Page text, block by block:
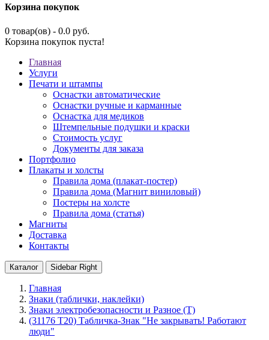
Корзина покупок
0 товар(ов) - 0.0 руб.
Корзина покупок пуста!
Главная
Услуги
Печати и штампы
Оснастки автоматические
Оснастки ручные и карманные
Оснастка для медиков
Штемпельные подушки и краски
Стоимость услуг
Документы для заказа
Портфолио
Плакаты и холсты
Правила дома (плакат-постер)
Правила дома (Магнит виниловый)
Постеры на холсте
Правила дома (статья)
Магниты
Доставка
Контакты
Каталог Sidebar Right
Главная
Знаки (таблички, наклейки)
Знаки электробезопасности и Разное (T)
(31176 Т20) Табличка-Знак "Не закрывать! Работают
люди"